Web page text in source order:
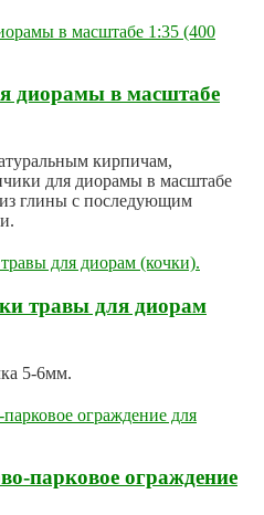
диорамы в масштабе
кирпичам,
для диорамы в масштабе
глины с последующим
травы для диорам
5-6мм.
парковое ограждение